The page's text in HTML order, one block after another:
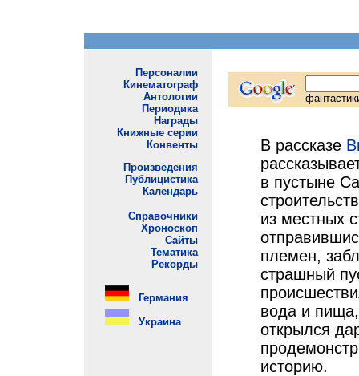
В рассказе
в пустыне
из местных
племен,
страшный
вода и
открылся
историю.